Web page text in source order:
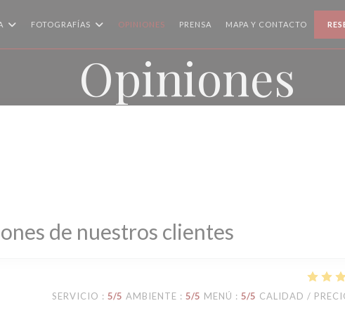
FOTOGRAFÍAS OPINIONES PRENSA MAPA Y CONTACTO
Opiniones
de nuestros clientes
SERVICIO : 5/5 AMBIENTE : 5/5 MENÚ : 5/5 CALIDAD /